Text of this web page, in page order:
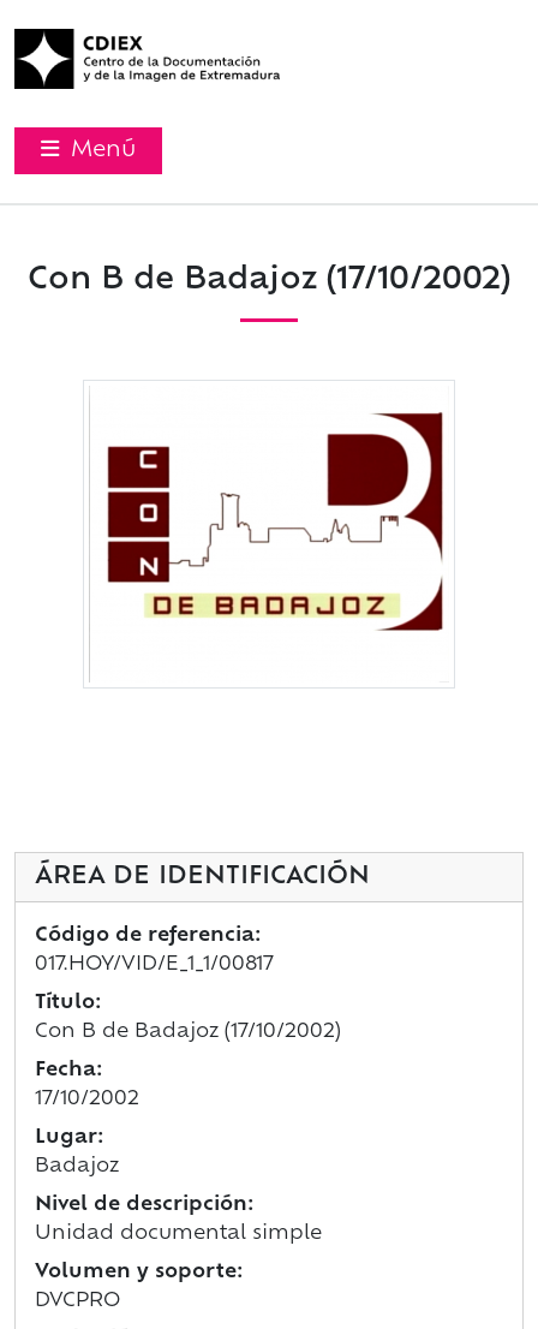
Menú
Con B de Badajoz (17/10/2002)
ÁREA DE IDENTIFICACIÓN
Código de referencia:
017.HOY/VID/E_1_1/00817
Título:
Con B de Badajoz (17/10/2002)
Fecha:
17/10/2002
Lugar:
Badajoz
Nivel de descripción:
Unidad documental simple
Volumen y soporte:
DVCPRO